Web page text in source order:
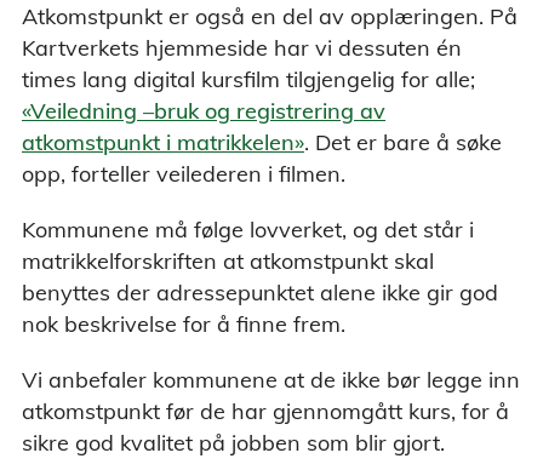
Atkomstpunkt er også en del av opplæringen. På
Kartverkets hjemmeside har vi dessuten én
times lang digital kursfilm tilgjengelig for alle;
«Veiledning –bruk og registrering av
atkomstpunkt i matrikkelen». Det er bare å søke
opp, forteller veilederen i filmen.
Kommunene må følge lovverket, og det står i
matrikkelforskriften at atkomstpunkt skal
benyttes der adressepunktet alene ikke gir god
nok beskrivelse for å finne frem.
Vi anbefaler kommunene at de ikke bør legge inn
atkomstpunkt før de har gjennomgått kurs, for å
sikre god kvalitet på jobben som blir gjort.